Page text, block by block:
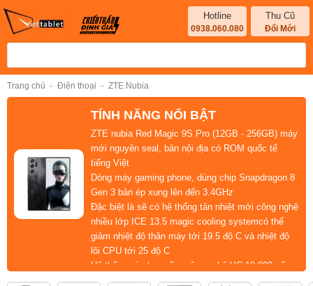
Hotline
0938.060.080
Thu Cũ
Đổi Mới
Trang chủ - Điện thoại - ZTE Nubia
TÍNH NĂNG NỔI BẬT
ZTE nubia Red Magic 9S Pro (12GB - 256GB) máy
mới nguyên seal, bản nội địa có ROM quốc tế
tiếng Việt
Dòng máy gaming phone, dùng chip Snapdragon 8
Gen 3 bản ép xung lên đến 3.4GHz
Đặc biệt là sẽ có hệ thống tản nhiệt mới công nghệ
nhiều lớp ICE 13.5 magic cooling systemcó thể
giảm nhiệt độ thân máy tới 19.5 độ C và nhiệt độ
lõi CPU tới 25 độ C
Hệ thống này bao gồm công nghệ VC 10,000 cấp
và gel làm mát sương giá - quạt ly tâm tốc độ cao